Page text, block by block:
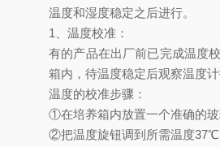
温度和湿度稳定之后进行。
1
、温度校准：
有的产品在出厂前已完成温度
箱内，待温度稳定后观察温度
温度的校准步骤：
①在培养箱内放置一个准确的
②把温度旋钮调到所需温度37℃